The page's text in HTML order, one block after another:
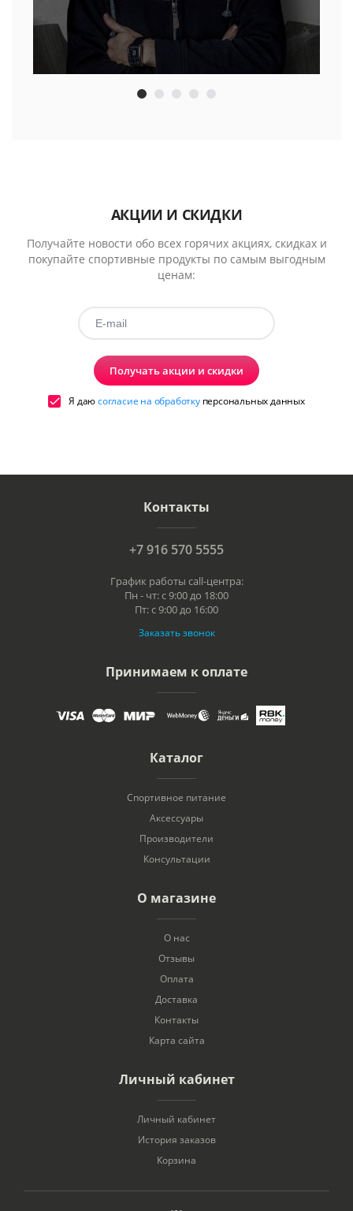
АКЦИИ И СКИДКИ
Получайте новости обо всех горячих акциях, скидках и
покупайте спортивные продукты по самым выгодным
ценам:
Получать акции и скидки
Я даюсогласие на обработкуперсональных данных
Контакты
+7 916 570 5555
График работы call-центра:
Пн - чт: с 9:00 до 18:00
Пт: с 9:00 до 16:00
Заказать звонок
Принимаем к оплате
Каталог
Спортивное питание
Аксессуары
Производители
Консультации
Личный кабинет
Личный кабинет
История заказов
Корзина
О магазине
О нас
Отзывы
Оплата
Доставка
Контакты
Карта сайта